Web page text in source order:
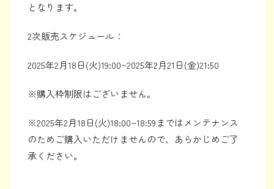
となります。
2次販売スケジュール：
2025年2月18日(火)19:00~2025年2月21日(金)21:50
※購入枠制限はございません。
※2025年2月18日(火)18:00~18:59まではメンテナンス
のためご購入いただけませんので、あらかじめご了
承ください。